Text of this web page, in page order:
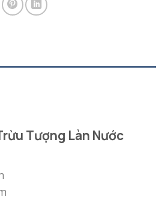
Tượng Làn Nước